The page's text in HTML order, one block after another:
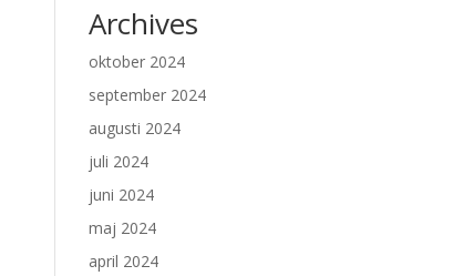
Archives
oktober 2024
september 2024
augusti 2024
juli 2024
juni 2024
maj 2024
april 2024